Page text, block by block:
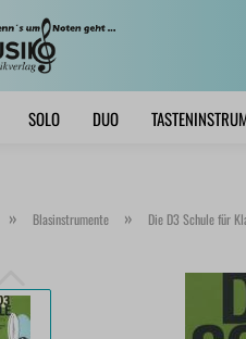
SOLO DUO
» Blasinstrumente » Die D3 Schule für